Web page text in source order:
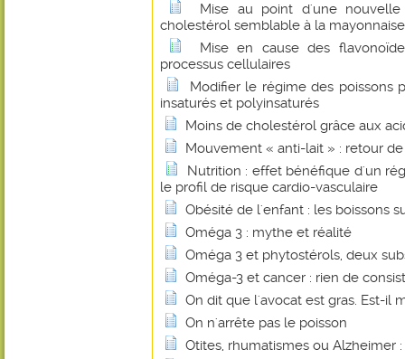
Mise au point d'une
cholestérol semblable à la mayonnaise
Mise en cause des
processus cellulaires
Modifier le régime des poissons
insaturés et polyinsaturés
Moins de cholestérol grâce aux
Mouvement « anti-lait » : retour
Nutrition : effet bénéfique d'un
le profil de risque cardio-vasculaire
Obésité de l'enfant : les boissons
Oméga 3 : mythe et réalité
Oméga 3 et phytostérols, deux
Oméga-3 et cancer : rien de
On dit que l'avocat est gras. Est-il
On n'arrête pas le poisson
Otites, rhumatismes ou Alzheimer